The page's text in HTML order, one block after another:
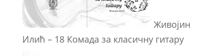
Живојин
Илић – 18 Комада за класичну гитару